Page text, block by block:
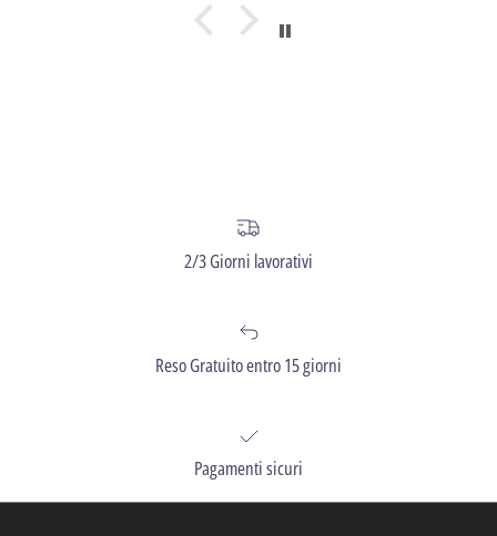
2/3 Giorni lavorativi
Reso Gratuito entro 15 giorni
Pagamenti sicuri